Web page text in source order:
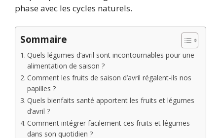
phase avec les cycles naturels.
Sommaire
Quels légumes d’avril sont incontournables pour une
alimentation de saison ?
Comment les fruits de saison d’avril régalent-ils nos
papilles ?
Quels bienfaits santé apportent les fruits et légumes
d’avril ?
Comment intégrer facilement ces fruits et légumes
dans son quotidien ?